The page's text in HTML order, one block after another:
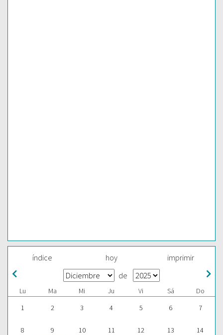
índice hoy imprimir
de
Lu Ma Mi Ju Vi Sá
Do
1
2 3 4 5 6 7
8 9 10 11 12 13 14